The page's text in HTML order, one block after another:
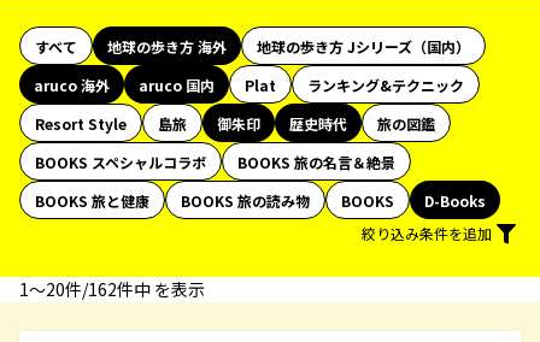
すべて 地球の歩き方 海外
地球の歩き方 Jシリーズ（国内）
aruco 海外
aruco 国内 Plat
ランキング&テクニック
Resort Style
島旅 御朱印 歴史時代
旅の図鑑
BOOKS スペシャルコラボ
BOOKS 旅の名言＆絶景
BOOKS 旅と健康
BOOKS 旅の読み物 BOOKS
D-Books
絞り込み条件を追加
1〜20件/162件中 を表示